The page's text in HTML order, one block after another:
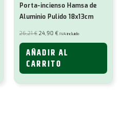
Porta-incienso Hamsa de
Aluminio Pulido 18x13cm
26,21€ El
precio
original
26,21 €.
24,90 €El
actual
24,90 €.
IVA incluido
AÑADIR AL
CARRITO